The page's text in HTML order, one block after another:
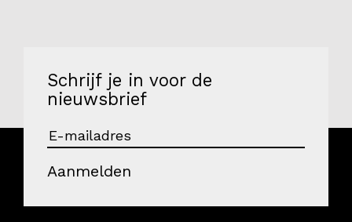
Schrijf je in voor de
nieuwsbrief
Aanmelden